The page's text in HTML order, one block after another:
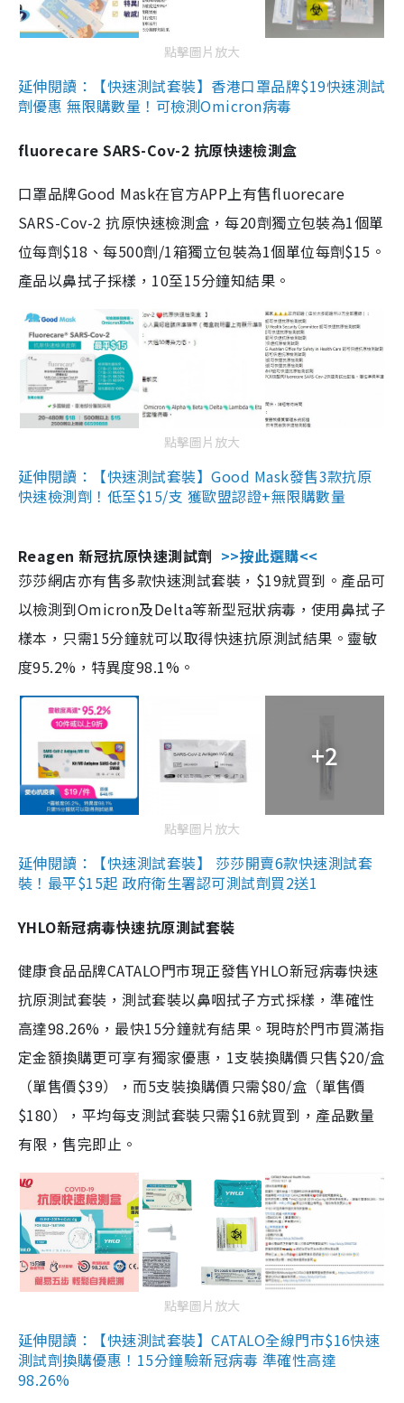
點擊圖片放大
延伸閱讀：【快速測試套裝】香港口罩品牌$19快速測試
劑優惠 無限購數量！可檢測Omicron病毒
fluorecare SARS-Cov-2 抗原快速檢測盒
口罩品牌Good Mask在官方APP上有售fluorecare
SARS-Cov-2 抗原快速檢測盒，每20劑獨立包裝為1個單
位每劑$18、每500劑/1箱獨立包裝為1個單位每劑$15。
產品以鼻拭子採樣，10至15分鐘知結果。
點擊圖片放大
延伸閱讀：【快速測試套裝】Good Mask發售3款抗原
快速檢測劑！低至$15/支 獲歐盟認證+無限購數量
Reagen 新冠抗原快速測試劑 >>按此選購<<
莎莎網店亦有售多款快速測試套裝，$19就買到。產品可
以檢測到Omicron及Delta等新型冠狀病毒，使用鼻拭子
樣本，只需15分鐘就可以取得快速抗原測試結果。靈敏
度95.2%，特異度98.1%。
+2
點擊圖片放大
延伸閱讀：【快速測試套裝】 莎莎開賣6款快速測試套
裝！最平$15起 政府衛生署認可測試劑買2送1
YHLO新冠病毒快速抗原測試套裝
健康食品品牌CATALO門市現正發售YHLO新冠病毒快速
抗原測試套裝，測試套裝以鼻咽拭子方式採樣，準確性
高達98.26%，最快15分鐘就有結果。現時於門市買滿指
定金額換購更可享有獨家優惠，1支裝換購價只售$20/盒
（單售價$39），而5支裝換購價只需$80/盒（單售價
$180），平均每支測試套裝只需$16就買到，產品數量
有限，售完即止。
點擊圖片放大
延伸閱讀：【快速測試套裝】CATALO全線門市$16快速
測試劑換購優惠！15分鐘驗新冠病毒 準確性高達
98.26%